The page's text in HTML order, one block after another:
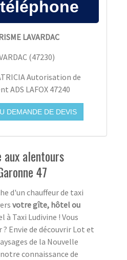
LAVARDAC
(47230)
Autorisation de
ADS LAFOX 47240
DEMANDE DE DEVIS
alentours
47
d'un chauffeur de taxi
votre gîte, hôtel ou
à Taxi Ludivine ! Vous
Envie de découvrir Lot et
de la Nouvelle
connaissance de